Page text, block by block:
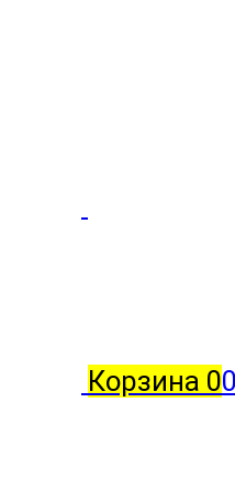
Корзина 0